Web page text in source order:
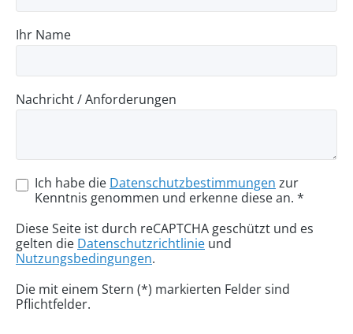
Ihr Name
Nachricht / Anforderungen
Ich habe die Datenschutzbestimmungen zur
Kenntnis genommen und erkenne diese an. *
Diese Seite ist durch reCAPTCHA geschützt und es
gelten die Datenschutzrichtlinie und
Nutzungsbedingungen.
Die mit einem Stern (*) markierten Felder sind
Pflichtfelder.